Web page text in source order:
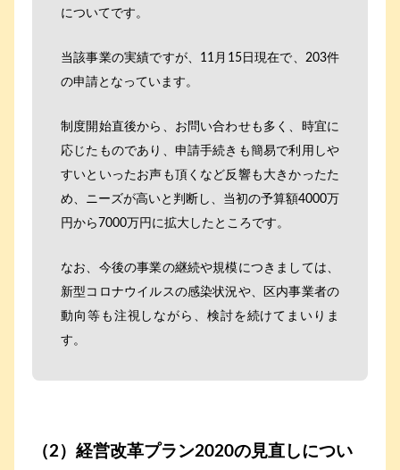
についてです。
当該事業の実績ですが、11月15日現在で、203件
の申請となっています。
制度開始直後から、お問い合わせも多く、時宜に
応じたものであり、申請手続きも簡易で利用しや
すいといったお声も頂くなど反響も大きかったた
め、ニーズが高いと判断し、当初の予算額4000万
円から7000万円に拡大したところです。
なお、今後の事業の継続や規模につきましては、
新型コロナウイルスの感染状況や、区内事業者の
動向等も注視しながら、検討を続けてまいりま
す。
（2）経営改革プラン2020の見直しについ